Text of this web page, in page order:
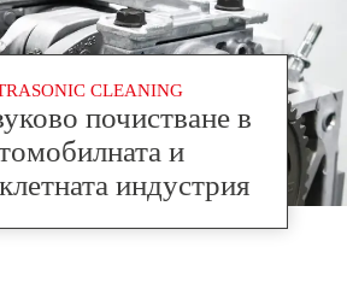
CLEANING
почистване в
и
индустрия